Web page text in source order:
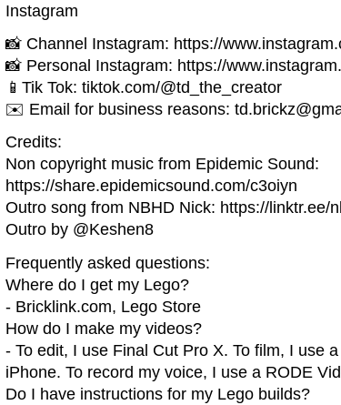
Instagram
📸 Channel Instagram: https://
📸 Personal Instagram: https://
📱Tik Tok: tiktok.com/@td_the_creator
✉️ Email for business reasons:
Credits:
Non copyright music from Epidemic Sound:
https://share.epidemicsound.com/c3oiyn
Outro song from NBHD Nick: https://linktr.ee/
Outro by @Keshen8
Frequently asked questions:
Where do I get my Lego?
- Bricklink.com, Lego Store
How do I make my videos?
- To edit, I use Final Cut Pro X. To film, I use
iPhone. To record my voice, I use a RODE
Do I have instructions for my Lego builds?